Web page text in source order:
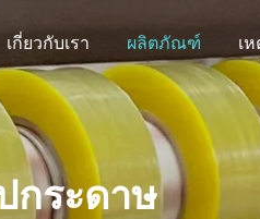
เกี่ยวกับเรา ผลิตภัณฑ์
กระดาษ